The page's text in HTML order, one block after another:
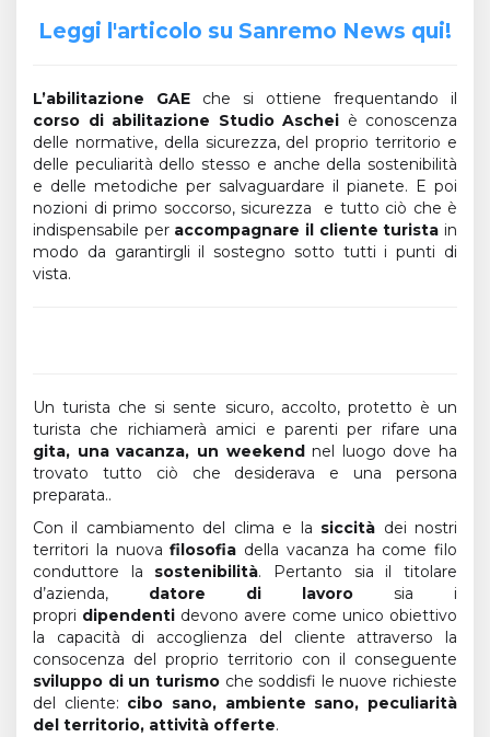
Leggi l'articolo su Sanremo News qui!
L’abilitazione GAE che si ottiene frequentando il
corso di abilitazione Studio Aschei è conoscenza
delle normative, della sicurezza, del proprio territorio e
delle peculiarità dello stesso e anche della sostenibilità
e delle metodiche per salvaguardare il pianete. E poi
nozioni di primo soccorso, sicurezza e tutto ciò che è
indispensabile per accompagnare il cliente turista in
modo da garantirgli il sostegno sotto tutti i punti di
vista.
Un turista che si sente sicuro, accolto, protetto è un
turista che richiamerà amici e parenti per rifare una
gita, una vacanza, un weekend nel luogo dove ha
trovato tutto ciò che desiderava e una persona
preparata..
Con il cambiamento del clima e la siccità dei nostri
territori la nuovafilosofia della vacanza ha come filo
conduttore la sostenibilità. Pertanto sia il titolare
d’azienda, datore di lavoro sia i
propri dipendenti devono avere come unico obiettivo
la capacità di accoglienza del cliente attraverso la
consocenza del proprio territorio con il conseguente
sviluppo di un turismoche soddisfi le nuove richieste
del cliente: cibo sano, ambiente sano, peculiarità
del territorio, attività offerte.